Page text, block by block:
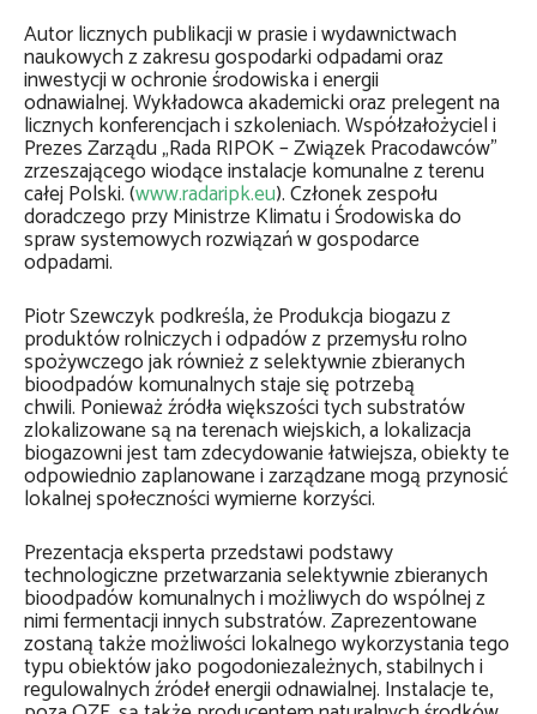
Autor licznych publikacji w prasie i wydawnictwach
naukowych z zakresu gospodarki odpadami oraz
inwestycji w ochronie środowiska i energii
odnawialnej. Wykładowca akademicki oraz prelegent na
licznych konferencjach i szkoleniach. Współzałożyciel i
Prezes Zarządu „Rada RIPOK – Związek Pracodawców”
zrzeszającego wiodące instalacje komunalne z terenu
całej Polski. (www.radaripk.eu). Członek zespołu
doradczego przy Ministrze Klimatu i Środowiska do
spraw systemowych rozwiązań w gospodarce
odpadami.
Piotr Szewczyk podkreśla, że Produkcja biogazu z
produktów rolniczych i odpadów z przemysłu rolno
spożywczego jak również z selektywnie zbieranych
bioodpadów komunalnych staje się potrzebą
chwili. Ponieważ źródła większości tych substratów
zlokalizowane są na terenach wiejskich, a lokalizacja
biogazowni jest tam zdecydowanie łatwiejsza, obiekty te
odpowiednio zaplanowane i zarządzane mogą przynosić
lokalnej społeczności wymierne korzyści.
Prezentacja eksperta przedstawi podstawy
technologiczne przetwarzania selektywnie zbieranych
bioodpadów komunalnych i możliwych do wspólnej z
nimi fermentacji innych substratów. Zaprezentowane
zostaną także możliwości lokalnego wykorzystania tego
typu obiektów jako pogodoniezależnych, stabilnych i
regulowalnych źródeł energii odnawialnej. Instalacje te,